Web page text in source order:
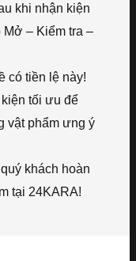
khi nhận kiện
– Kiểm tra –
có tiền lệ này!
tối ưu để
vật phẩm ưng ý
khách hoàn
tại 24KARA!